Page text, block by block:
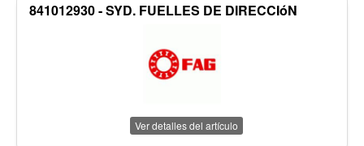
841012930 - SYD. FUELLES DE DIRECCIóN
Ver detalles del artículo